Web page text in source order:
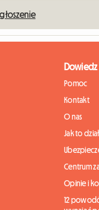
Dowiedz
Pomoc
Kontakt
O nas
Jak to
Centrum
Opinie i
12